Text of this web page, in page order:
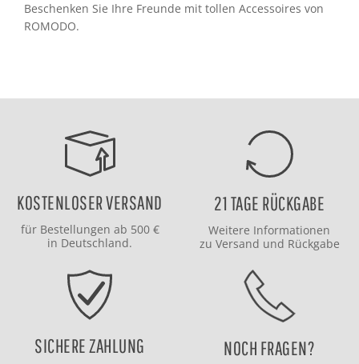
Beschenken Sie Ihre Freunde mit tollen Accessoires von
ROMODO.
KOSTENLOSER VERSAND
für Bestellungen ab 500 €
in Deutschland.
21 TAGE RÜCKGABE
Weitere Informationen
zu Versand und Rückgabe
SICHERE ZAHLUNG NOCH FRAGEN?